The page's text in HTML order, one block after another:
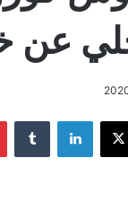
عن
‫X لينكدإن